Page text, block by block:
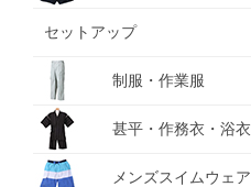
セットアップ
制服・作業服
甚平・作務衣・浴衣
メンズスイムウェア